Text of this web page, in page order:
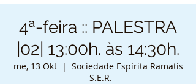
4ª-feira :: PALESTRA
|02| 13:00h. às 14:30h.
me, 13 Okt
  |
Sociedade Espírita Ramatis
- S.E.R.